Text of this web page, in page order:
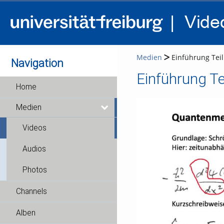
Navigation
Home
Medien
Videos
Audios
Photos
Channels
Alben
Medien Einführung Teil
Einführung